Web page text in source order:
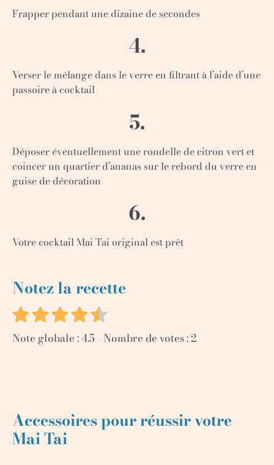
Frapper pendant une dizaine de secondes
4.
Verser le mélange dans le verre en filtrant à l’aide d’une
passoire à cocktail
5.
Déposer éventuellement une rondelle de citron vert et
coincer un quartier d’ananas sur le rebord du verre en
guise de décoration
6.
Votre cocktail Mai Tai original est prêt
Notez la recette
Note globale :4.5 - Nombre de votes :2
Accessoires pour réussir votre
Mai Tai